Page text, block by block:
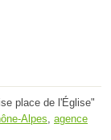
place de l'Église"
Alpes, agence